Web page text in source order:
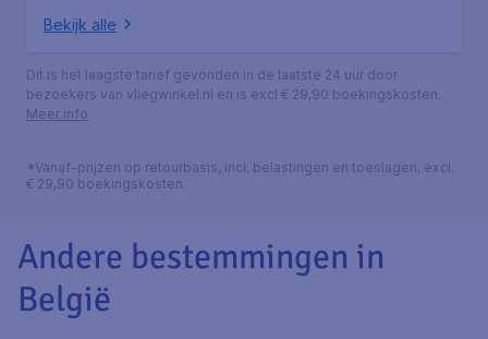
Bekijk alle
Dit is het laagste tarief gevonden in de laatste 24 uur door
bezoekers van vliegwinkel.nl en is excl € 29,90 boekingskosten.
Meer info
*Vanaf-prijzen op retourbasis, incl. belastingen en toeslagen, excl.
€ 29,90 boekingskosten.
Andere bestemmingen in
België